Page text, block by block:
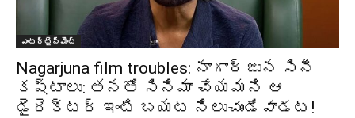
ఎంటర్టైన్మెంట్
Nagarjuna film troubles: నాగార్జున సినీ
కష్టాలు: తనతో సినిమా చేయమని ఆ
డైరెక్టర్ ఇంటి బయట నిలుచుండేవాడట!